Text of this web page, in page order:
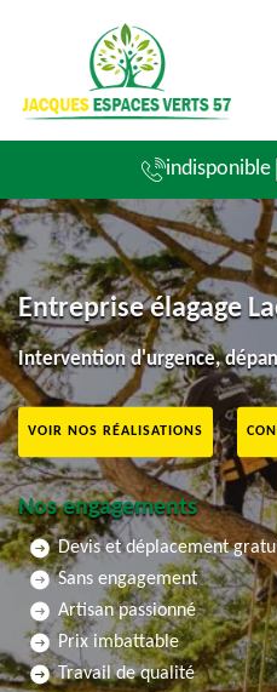
indisponible
Entreprise élagage
Intervention d'urgence,
VOIR NOS RÉALISATIONS
Nos engagements
Devis et déplacement
Sans engagement
Artisan passionné
Prix imbattable
Travail de qualité